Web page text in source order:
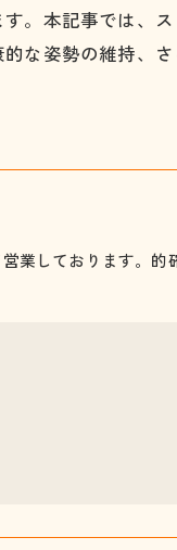
。本記事では、
な姿勢の維持、
業しております。的